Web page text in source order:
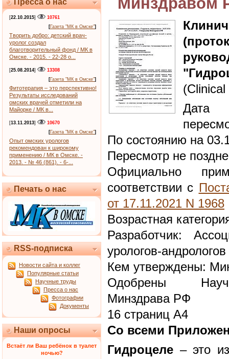
Пресса о нас
[22.10.2015]
10761
[Газета "МК в Омске"]
Творить добро: детский врач-
уролог создал
благотворительный фонд / МК в
Омске. - 2015. - 22-28 о...
[25.08.2014]
13308
[Газета "МК в Омске"]
Фитотерапия – это перспективно!
Результаты исследований
омских врачей отметили на
Майорке / МК в...
[13.11.2013]
10670
[Газета "МК в Омске"]
Опыт омских урологов
рекомендован к широкому
применению / МК в Омске. -
2013. - № 46 (861). - 6-...
Печать о нас
RSS-подписка
Новости сайта и коллег
Популярные статьи
Научные труды
Пресса о нас
Фотографии
Документы
Наши опросы
Встаёт ли Ваш ребёнок в туалет
ночью?
Дата
По состоянию на
Пересмотр не
Официально
соответствии с
от 17.11.2021 N 1968
Возрастная
Разработчик:
урологов-андрологов
Кем утверждены:
Одобрены
Минздрава РФ
16 страниц А4
Со всеми
Гидроцеле – это